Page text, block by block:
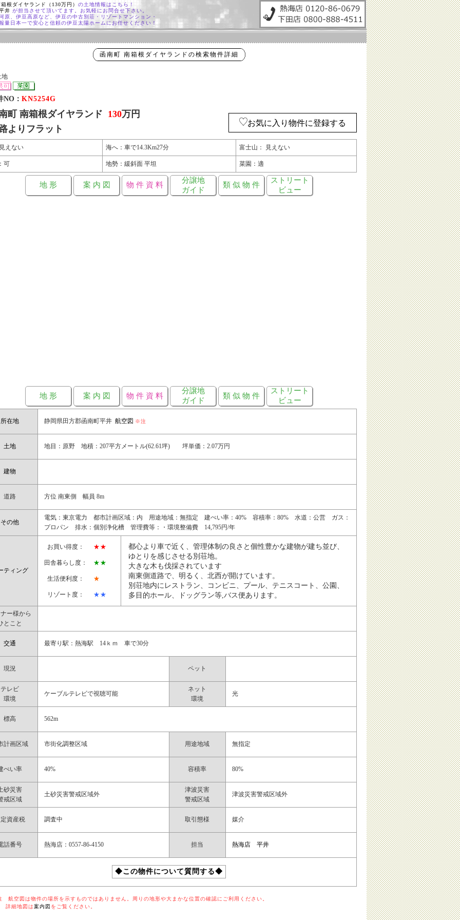
根ダイヤランド（130万円） の土地情報はこちら！
井 が担当させて頂いてます。お気軽にお問合せ下さい。
原、伊豆高原など、伊豆の中古別荘・リゾートマンション・
量日本一で安心と信頼の伊豆太陽ホームにお任せください！
函南町 南箱根ダイヤランドの検索物件詳細
地
NO： KN5254G
町 南箱根ダイヤランド 130万円
よりフラット
お気に入り物件に登録する
えない 海へ：車で14.3Km27分 富士山： 見えない
可 地勢：緩斜面 平坦 菜園：適
地 形 案 内 図 物 件 資 料
分譲地
ガイド
類 似 物 件
ストリート
ビュー
地 形 案 内 図 物 件 資 料
分譲地
ガイド
類 似 物 件
ストリート
ビュー
所在地 静岡県田方郡函南町平井 航空図 ※注
土地 地目：原野 地積：207平方メートル(62.61坪) 坪単価：2.07万円
建物
道路 方位 南東側 幅員 8m
その他
電気：東京電力 都市計画区域：内 用途地域：無指定 建ぺい率：40% 容積率：80% 水道：公営 ガス：
プロパン 排水：個別浄化槽 管理費等：・環境整備費 14,795円/年
ティング
お買い得度： ★★
田舎暮らし度： ★★
生活便利度： ★
リゾート度： ★★
都心より車で近く、管理体制の良さと個性豊かな建物が建ち並び、
ゆとりを感じさせる別荘地。
大きな木も伐採されています
南東側道路で、明るく、北西が開けています。
別荘地内にレストラン、コンビニ、プール、テニスコート、公園、
多目的ホール、ドッグラン等,バス便あります。
ー様から
とこと
交通 最寄り駅：熱海駅 14ｋｍ 車で30分
現況 ペット
テレビ
環境
ケーブルテレビで視聴可能
ネット
環境
光
標高 562m
計画区域 市街化調整区域 用途地域 無指定
ぺい率 40% 容積率 80%
砂災害
戒区域
土砂災害警戒区域外
津波災害
警戒区域
津波災害警戒区域外
資産税 調査中 取引態様 媒介
話番号 熱海店：0557-86-4150 担当 熱海店 平井
◆この物件について質問する◆
図は物件の場所を示すものではありません。周りの地形や大まかな位置の確認にご利用ください。
地図は案内図 をご覧ください。